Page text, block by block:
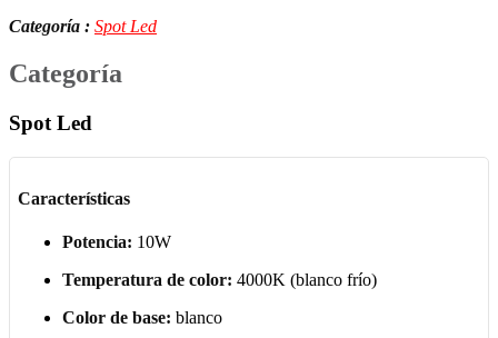
Categoría : Spot Led
Categoría
Spot Led
Características
Potencia: 10W
Temperatura de color: 4000K (blanco frío)
Color de base: blanco